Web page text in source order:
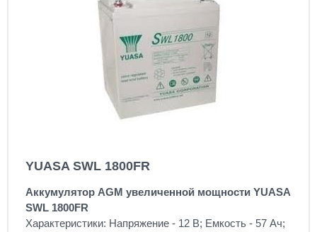
YUASA SWL 1800FR
Аккумулятор AGM увеличенной мощности YUASA
SWL 1800FR
Характеристики: Напряжение - 12 В; Емкость - 57 Ач;